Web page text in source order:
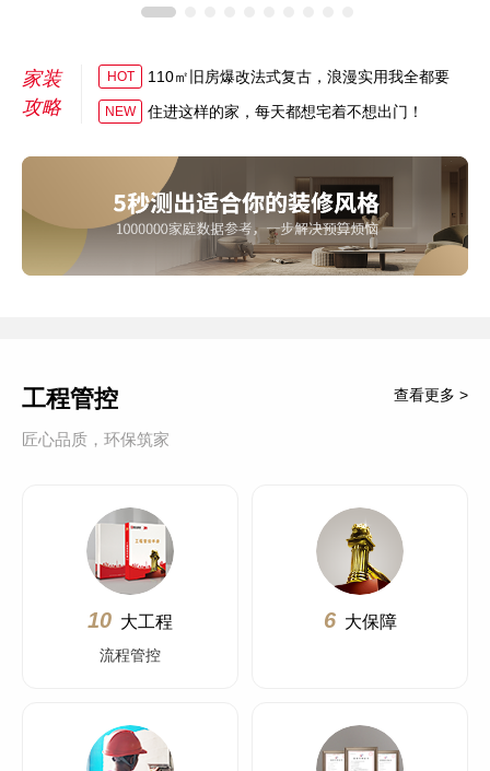
家装
攻略
HOT 110㎡旧房爆改法式复古，浪漫实用我全都要
NEW 住进这样的家，每天都想宅着不想出门！
工程管控
匠心品质，环保筑家
查看更多 >
10 大工程
流程管控
6 大保障